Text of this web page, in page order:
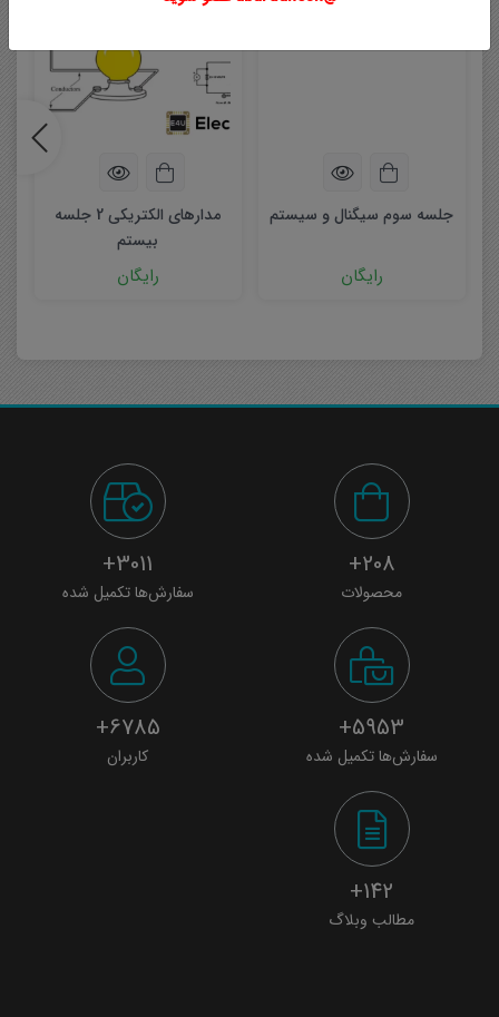
جلسه سوم سیگنال و سیستم
رایگان
مدارهای الکتریکی 2 جلسه
بیستم
رایگان
208+
محصولات
3011+
سفارش‌ها تکمیل شده
5953+
سفارش‌ها تکمیل شده
6785+
کاربران
142+
مطالب وبلاگ